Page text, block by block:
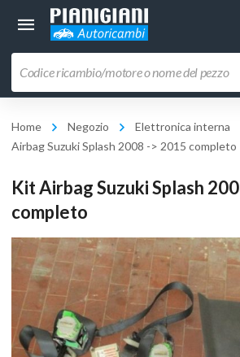
prodotti
Home Negozio Elettronica interna
Airbag Suzuki Splash 2008 -> 2015 completo
Kit Airbag Suzuki Splash
completo